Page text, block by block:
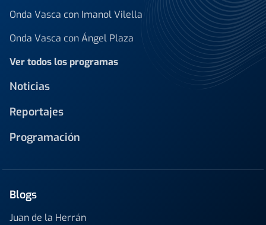
Onda Vasca con Imanol Vilella
Onda Vasca con Ángel Plaza
Ver todos los programas
Noticias
Reportajes
Programación
Blogs
Juan de la Herrán